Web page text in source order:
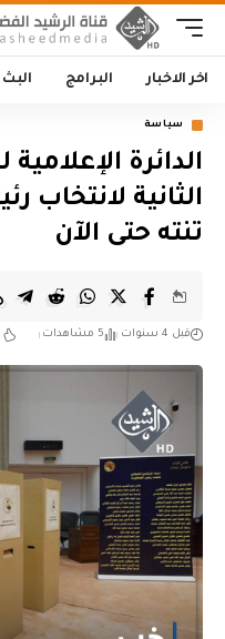
اخر الاخبار البرامج
سياسة
الدائرة
الثانية لانتخاب
تنته حتى الآن
قبل 4 سنوات 5 مشاهدات